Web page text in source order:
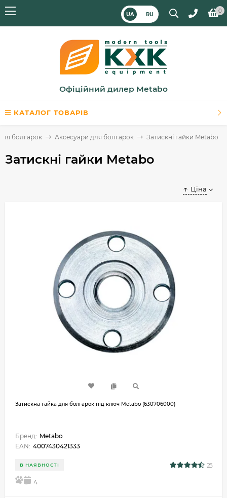
UA RU
0
Офіційний дилер Metabo
КАТАЛОГ ТОВАРІВ
болгарок Аксесуари для болгарок Затискні гайки Metabo
Затискні гайки Metabo
Ціна
Затискна гайка для болгарок під ключ Metabo (630706000)
Бренд: Metabo
EAN: 4007430421333
В НАЯВНОСТІ 25
5 4